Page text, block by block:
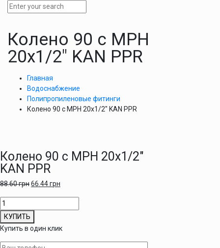
Колено 90 с МРН
20х1/2″ KAN PPR
Главная
Водоснабжение
Полипропиленовые фитинги
Колено 90 с МРН 20х1/2″ KAN PPR
Колено 90 с МРН 20х1/2″
KAN PPR
88.60грн66.44грн
Количество
товара
Колено
90
с
КУПИТЬ
Купить в один клик